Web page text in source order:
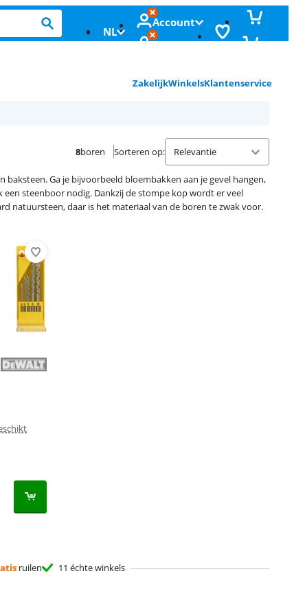
NL
Account
ZakelijkWinkelsKlantenservice
8boren Sorteren op:
Ga je bijvoorbeeld bloembakken aan je gevel hangen,
steenboor nodig. Dankzij de stompe kop wordt er veel
natuursteen, daar is het materiaal van de boren te zwak voor.
ruilen 11 échte winkels